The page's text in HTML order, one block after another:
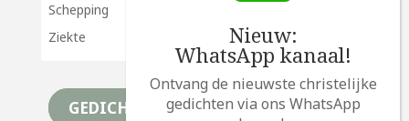
Schepping
Ziekte
GEDICHTEN
Nieuw:
WhatsApp kanaal!
Ontvang de nieuwste christelijke
gedichten via ons WhatsApp